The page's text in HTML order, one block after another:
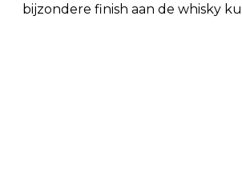
bijzondere finish aan de whisky